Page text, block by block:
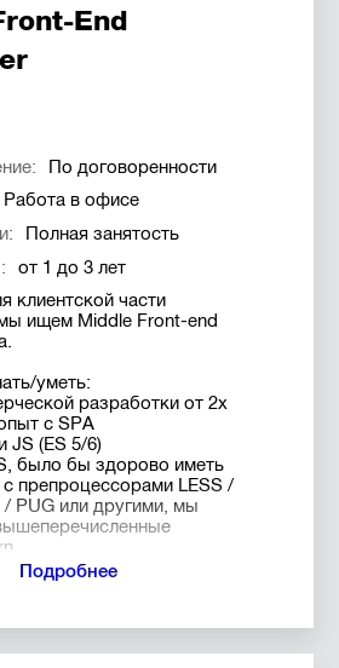
клиентов и
плюшек:
площади
с 8:00 (11:00) — 17:00
мероприятия SOLAR
20 рабочих дней в
— работа с крутыми,
SVG элементов.
проектов компании.
в Solar Digital:
график;
пл;
20 рабочих дней в
больничный;
— работа с крутыми,
которыми
End
По договоренности
Работа в офисе
Полная занятость
от 1 до 3 лет
клиентской части
ищем Middle Front-end
уметь:
разработки от 2х
с SPA
JS (ES 5/6)
было бы здорово иметь
препроцессорами LESS /
PUG или другими, мы
сборки, например
VCS, мы работаем с Git,
Подробнее